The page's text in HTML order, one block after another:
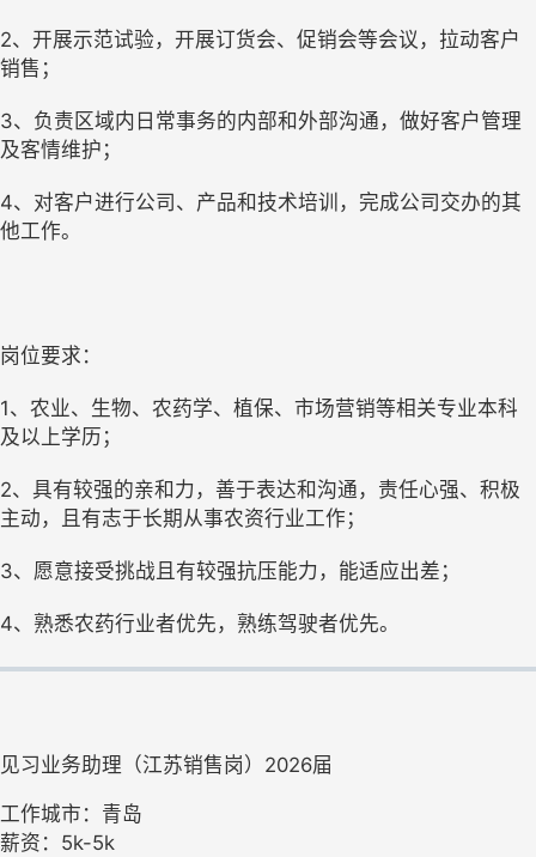
2、开展示范试验，开展订货会、促销会等会议，拉动客户
销售；
3、负责区域内日常事务的内部和外部沟通，做好客户管理
及客情维护；
4、对客户进行公司、产品和技术培训，完成公司交办的其
他工作。
岗位要求：
1、农业、生物、农药学、植保、市场营销等相关专业本科
及以上学历；
2、具有较强的亲和力，善于表达和沟通，责任心强、积极
主动，且有志于长期从事农资行业工作；
3、愿意接受挑战且有较强抗压能力，能适应出差；
4、熟悉农药行业者优先，熟练驾驶者优先。
见习业务助理（江苏销售岗）2026届
工作城市：青岛
薪资：5k-5k